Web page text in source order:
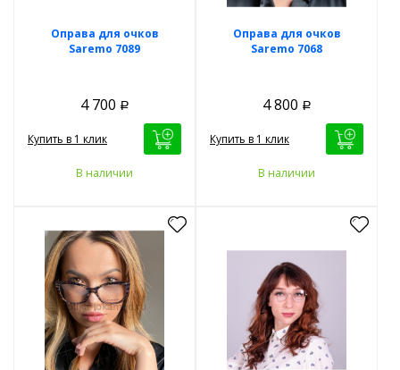
Оправа для очков
Saremo 7089
4 700 Р
Купить в 1 клик
В наличии
Оправа для очков
Saremo 7068
4 800 Р
Купить в 1 клик
В наличии